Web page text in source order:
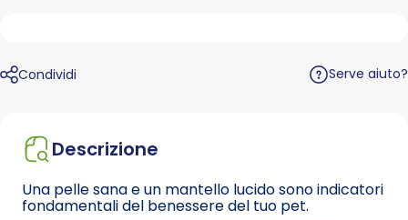
Condividi Serve aiuto?
Descrizione
Una pelle sana e un mantello lucido sono indicatori
fondamentali del benessere del tuo pet.